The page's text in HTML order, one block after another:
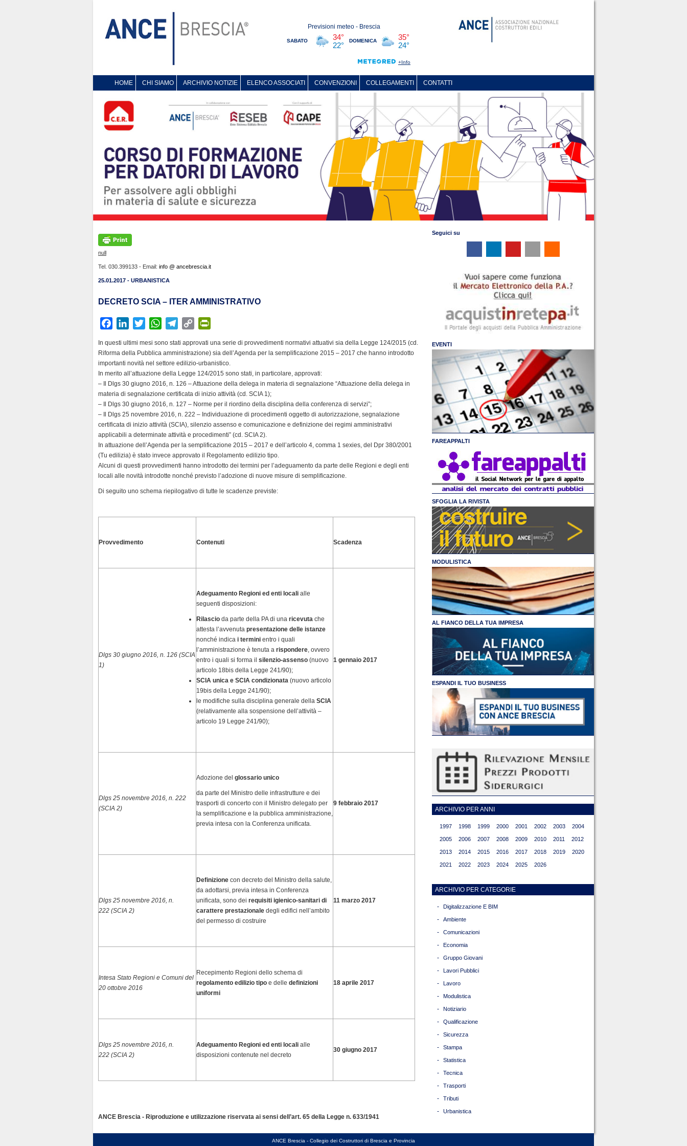
HOME CHI SIAMO ARCHIVIO NOTIZIE ELENCO ASSOCIATI CONVENZIONI COLLEGAMENTI CONTATTI
null
Tel. 030.399133 - Email: info @ ancebrescia.it
25.01.2017 - URBANISTICA
DECRETO SCIA – ITER AMMINISTRATIVO
c
e
b
o
o
k
n
k
e
d
I
n
i
t
t
e
r
W
a
t
s
A
p
p
l
e
g
r
a
m
C
p
y
L
i
n
k
i
n
t
F
r
i
e
n
d
l
y
In questi ultimi mesi sono stati approvati una serie di provvedimenti normativi attuativi sia della Legge 124/2015 (cd.
Riforma della Pubblica amministrazione) sia dell’Agenda per la semplificazione 2015 – 2017 che hanno introdotto
importanti novità nel settore edilizio-urbanistico.
In merito all’attuazione della Legge 124/2015 sono stati, in particolare, approvati:
– Il Dlgs 30 giugno 2016, n. 126 – Attuazione della delega in materia di segnalazione “Attuazione della delega in
materia di segnalazione certificata di inizio attività (cd. SCIA 1);
– Il Dlgs 30 giugno 2016, n. 127 – Norme per il riordino della disciplina della conferenza di servizi”;
– Il Dlgs 25 novembre 2016, n. 222 – Individuazione di procedimenti oggetto di autorizzazione, segnalazione
certificata di inizio attività (SCIA), silenzio assenso e comunicazione e definizione dei regimi amministrativi
applicabili a determinate attività e procedimenti” (cd. SCIA 2).
In attuazione dell’Agenda per la semplificazione 2015 – 2017 e dell’articolo 4, comma 1 sexies, del Dpr 380/2001
(Tu edilizia) è stato invece approvato il Regolamento edilizio tipo.
Alcuni di questi provvedimenti hanno introdotto dei termini per l’adeguamento da parte delle Regioni e degli enti
locali alle novità introdotte nonché previsto l’adozione di nuove misure di semplificazione.
Di seguito uno schema riepilogativo di tutte le scadenze previste:
Provvedimento Contenuti Scadenza
Dlgs 30 giugno 2016, n. 126 (SCIA
1)
Adeguamento Regioni ed enti locali alle
seguenti disposizioni:
Rilascio da parte della PA di una ricevuta che
attesta l’avvenuta presentazione delle istanze
nonché indica i termini entro i quali
l’amministrazione è tenuta a rispondere , ovvero
entro i quali si forma il silenzio-assenso (nuovo
articolo 18bis della Legge 241/90);
SCIA unica e SCIA condizionata (nuovo articolo
19bis della Legge 241/90);
le modifiche sulla disciplina generale della SCIA
(relativamente alla sospensione dell’attività –
articolo 19 Legge 241/90);
1 gennaio 2017
Dlgs 25 novembre 2016, n. 222
(SCIA 2)
Adozione del glossario unico
da parte del Ministro delle infrastrutture e dei
trasporti di concerto con il Ministro delegato per
la semplificazione e la pubblica amministrazione,
previa intesa con la Conferenza unificata.
9 febbraio 2017
Dlgs 25 novembre 2016, n.
222 (SCIA 2)
Definizione con decreto del Ministro della salute,
da adottarsi, previa intesa in Conferenza
unificata, sono dei requisiti igienico-sanitari di
carattere prestazionale degli edifici nell’ambito
del permesso di costruire
11 marzo 2017
Intesa Stato Regioni e Comuni del
20 ottobre 2016
Recepimento Regioni dello schema di
regolamento edilizio tipo e delle definizioni
uniformi
18 aprile 2017
Dlgs 25 novembre 2016, n.
222 (SCIA 2)
Adeguamento Regioni ed enti locali alle
disposizioni contenute nel decreto
30 giugno 2017
ANCE Brescia - Riproduzione e utilizzazione riservata ai sensi dell’art. 65 della Legge n. 633/1941
Seguici su
EVENTI
FAREAPPALTI
SFOGLIA LA RIVISTA
MODULISTICA
AL FIANCO DELLA TUA IMPRESA
ESPANDI IL TUO BUSINESS
ARCHIVIO PER ANNI
1997 1998 1999 2000 2001 2002 2003 2004
2005 2006 2007 2008 2009 2010 2011 2012
2013 2014 2015 2016 2017 2018 2019 2020
2021 2022 2023 2024 2025 2026
ARCHIVIO PER CATEGORIE
- Digitalizzazione E BIM
- Ambiente
- Comunicazioni
- Economia
- Gruppo Giovani
- Lavori Pubblici
- Lavoro
- Modulistica
- Notiziario
- Qualificazione
- Sicurezza
- Stampa
- Statistica
- Tecnica
- Trasporti
- Tributi
- Urbanistica
ANCE Brescia - Collegio dei Costruttori di Brescia e Provincia